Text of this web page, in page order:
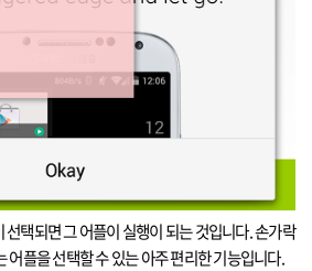
택되면 그 어플이 실행이 되는 것입니다.손가락
어플을 선택할 수 있는 아주 편리한 기능입니다.